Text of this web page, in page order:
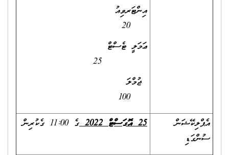
އިންޓަރވިއު
20
ޢަމަލީ ޓެސްޓް
ޖުމްލަ
100
އެޕްލިކޭޝަން
ސުންގަޑި
25އޮގަސްޓް 2022 ގެ 11:00 ގެކުރިން